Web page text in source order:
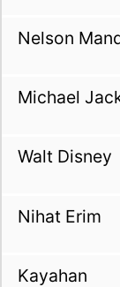
Nelson
Michael
Walt Disney
Nihat Erim
Kayahan